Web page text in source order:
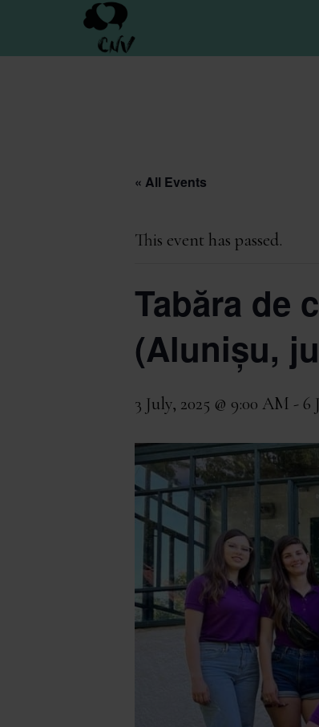
« All Events
This event has passed.
Tabăra de
(Alunișu,
3 July, 2025 @ 9:00 AM - 6